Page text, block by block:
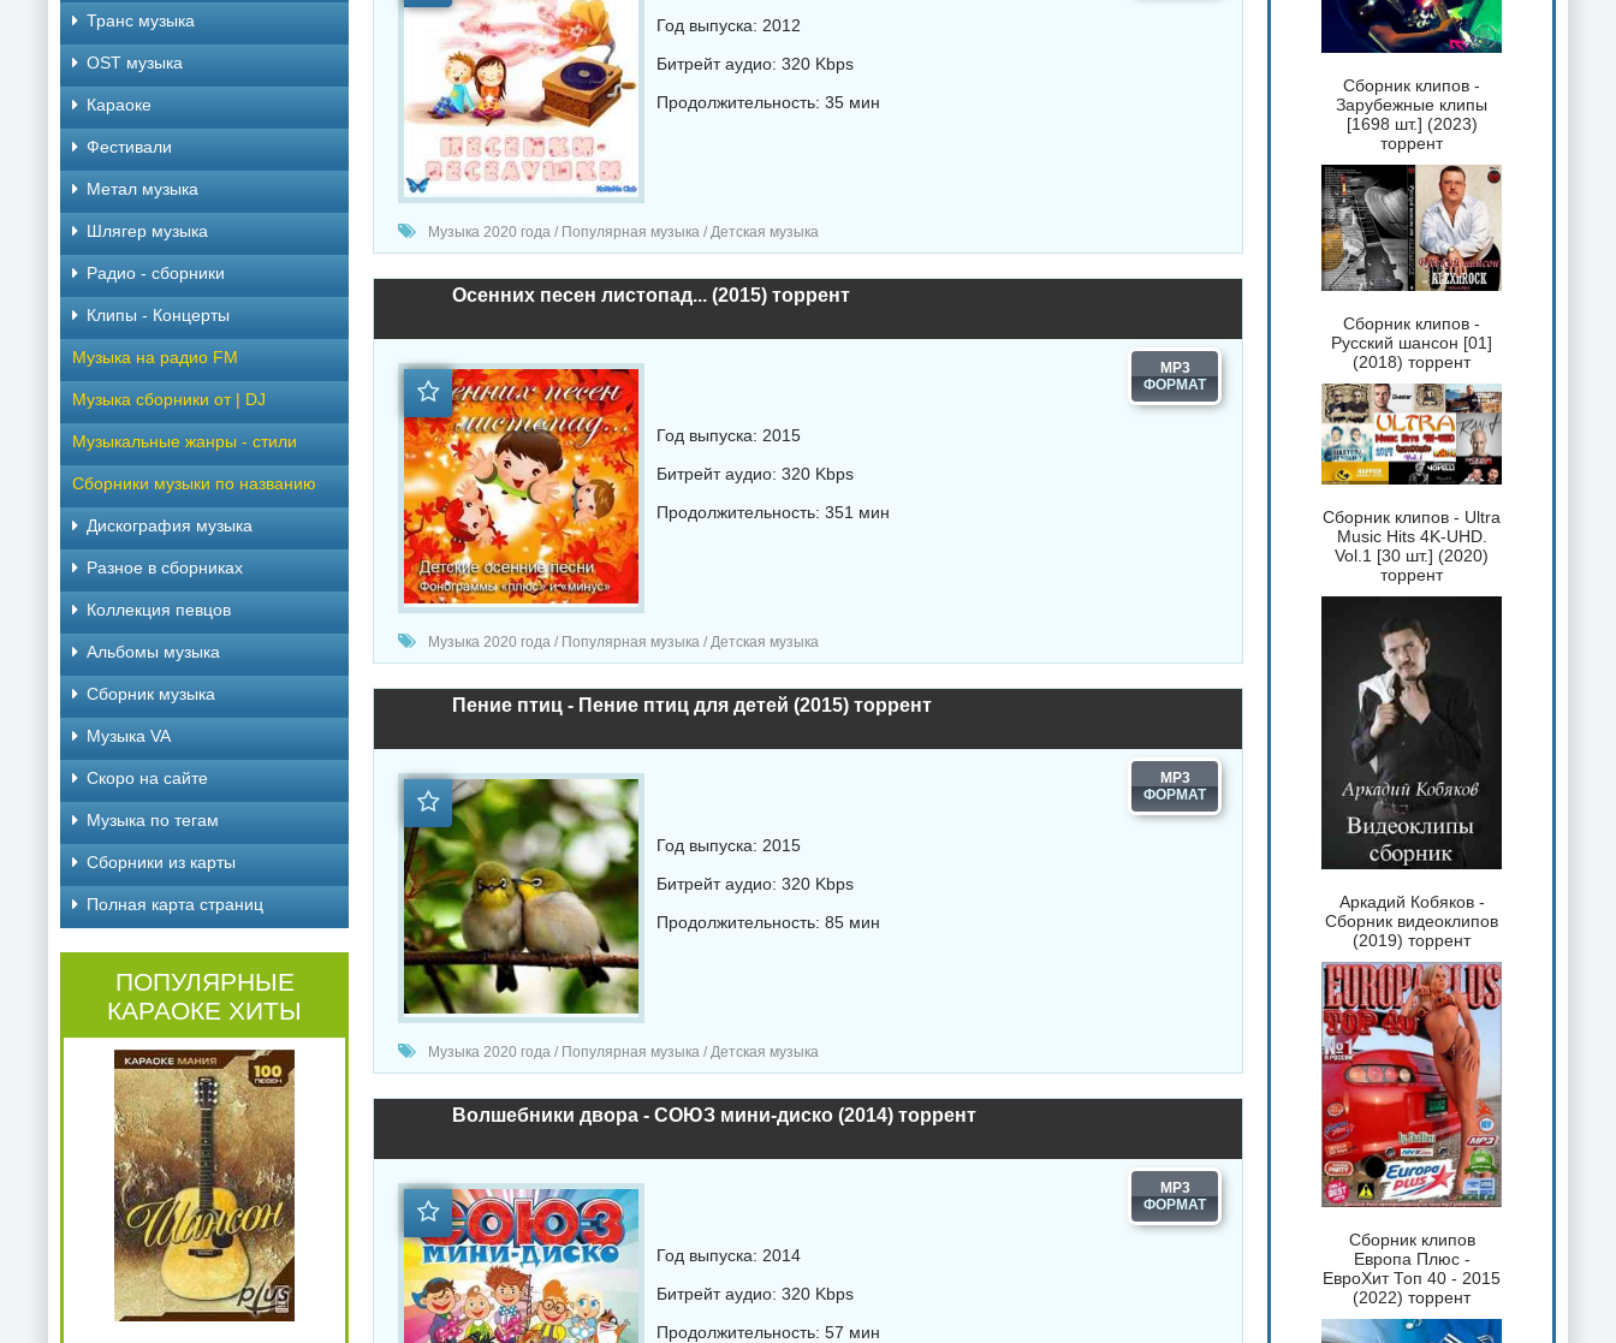
Год выпуска: 2012
Битрейт аудио: 320 Kbps
Продолжительность: 35 мин
Музыка 2020 года / Популярная музыка / Детская музыка
Осенних песен листопад... (2015) торрент
MP3
Год выпуска: 2015
Битрейт аудио: 320 Kbps
Продолжительность: 351 мин
Музыка 2020 года / Популярная музыка / Детская музыка
Пение птиц - Пение птиц для детей (2015) торрент
MP3
Год выпуска: 2015
Битрейт аудио: 320 Kbps
Продолжительность: 85 мин
Музыка 2020 года / Популярная музыка / Детская музыка
Волшебники двора - СОЮЗ мини-диско (2014) торрент
MP3
Год выпуска: 2014
Битрейт аудио: 320 Kbps
Продолжительность: 57 мин
Транс музыка
OST музыка
Караоке
Фестивали
Метал музыка
Шлягер музыка
Радио - сборники
Клипы - Концерты
Музыка на радио FM
Музыка сборники от | DJ
Музыкальные жанры - стили
Сборники музыки по названию
Дискография музыка
Разное в сборниках
Коллекция певцов
Альбомы музыка
Сборник музыка
Музыка VA
Скоро на сайте
Музыка по тегам
Cборники из карты
Полная карта страниц
ПОПУЛЯРНЫЕ
КАРАОКЕ ХИТЫ
Сборник клипов -
Зарубежные клипы
[1698 шт.] (2023)
торрент
Сборник клипов -
Русский шансон [01]
(2018) торрент
Сборник клипов - Ultra
Music Hits 4K-UHD.
Vol.1 [30 шт.] (2020)
торрент
Аркадий Кобяков -
Сборник видеоклипов
(2019) торрент
Сборник клипов
Европа Плюс -
ЕвроХит Топ 40 - 2015
(2022) торрент